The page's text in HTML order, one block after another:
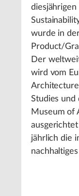
wurde in
Product/
Der
wird vom
Studies und
Museum of
jährlich die